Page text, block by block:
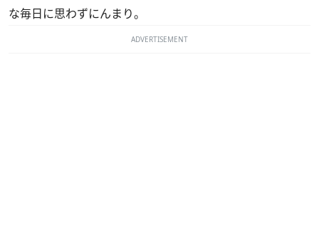
な毎日に思わずにんまり。
ADVERTISEMENT